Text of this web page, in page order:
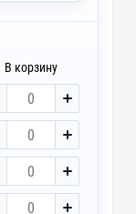
~ 4 дня
В корзину